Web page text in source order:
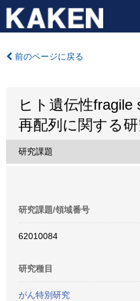
前のページに戻る
ヒト遺伝性fragile
再配列に関する
研究課題
研究課題/領域番号
62010084
研究種目
がん特別研究